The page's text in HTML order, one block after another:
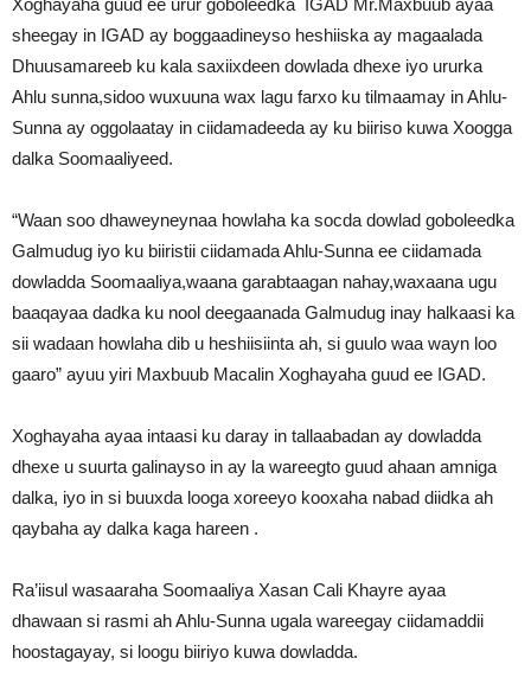
Xoghayaha guud ee urur goboleedka IGAD Mr.Maxbuub ayaa
sheegay in IGAD ay boggaadineyso heshiiska ay magaalada
Dhuusamareeb ku kala saxiixdeen dowlada dhexe iyo ururka
Ahlu sunna,sidoo wuxuuna wax lagu farxo ku tilmaamay in Ahlu-
Sunna ay oggolaatay in ciidamadeeda ay ku biiriso kuwa Xoogga
dalka Soomaaliyeed.
“Waan soo dhaweyneynaa howlaha ka socda dowlad goboleedka
Galmudug iyo ku biiristii ciidamada Ahlu-Sunna ee ciidamada
dowladda Soomaaliya,waana garabtaagan nahay,waxaana ugu
baaqayaa dadka ku nool deegaanada Galmudug inay halkaasi ka
sii wadaan howlaha dib u heshiisiinta ah, si guulo waa wayn loo
gaaro” ayuu yiri Maxbuub Macalin Xoghayaha guud ee IGAD.
Xoghayaha ayaa intaasi ku daray in tallaabadan ay dowladda
dhexe u suurta galinayso in ay la wareegto guud ahaan amniga
dalka, iyo in si buuxda looga xoreeyo kooxaha nabad diidka ah
qaybaha ay dalka kaga hareen .
Ra’iisul wasaaraha Soomaaliya Xasan Cali Khayre ayaa
dhawaan si rasmi ah Ahlu-Sunna ugala wareegay ciidamaddii
hoostagayay, si loogu biiriyo kuwa dowladda.